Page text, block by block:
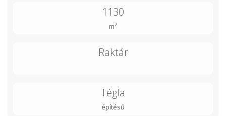
1130
m2
Raktár
Tégla
építésű